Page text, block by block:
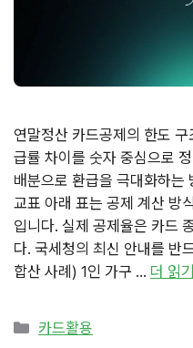
연말정산 카드공제의 한도
급률 차이를 숫자 중심으로
배분으로 환급을 극대화하는
교표 아래 표는 공제 계산 방
입니다. 실제 공제율은 카드
다. 국세청의 최신 안내를 반
합산 사례) 1인 가구 … 더 읽기
카
카드활용